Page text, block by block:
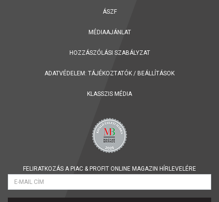
ÁSZF
MÉDIAAJÁNLAT
HOZZÁSZÓLÁSI SZABÁLYZAT
ADATVÉDELEM: TÁJÉKOZTATÓK / BEÁLLÍTÁSOK
KLASSZIS MÉDIA
FELIRATKOZÁS A PIAC & PROFIT ONLINE MAGAZIN HÍRLEVELÉRE